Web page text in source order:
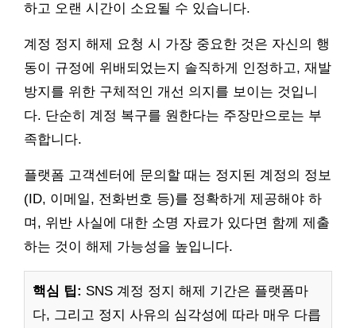
하고 오랜 시간이 소요될 수 있습니다.
계정 정지 해제 요청 시 가장 중요한 것은 자신의 행
동이 규정에 위배되었는지 솔직하게 인정하고, 재발
방지를 위한 구체적인 개선 의지를 보이는 것입니
다. 단순히 계정 복구를 원한다는 주장만으로는 부
족합니다.
플랫폼 고객센터에 문의할 때는 정지된 계정의 정보
(ID, 이메일, 전화번호 등)를 정확하게 제공해야 하
며, 위반 사실에 대한 소명 자료가 있다면 함께 제출
하는 것이 해제 가능성을 높입니다.
핵심 팁: SNS 계정 정지 해제 기간은 플랫폼마
다, 그리고 정지 사유의 심각성에 따라 매우 다릅